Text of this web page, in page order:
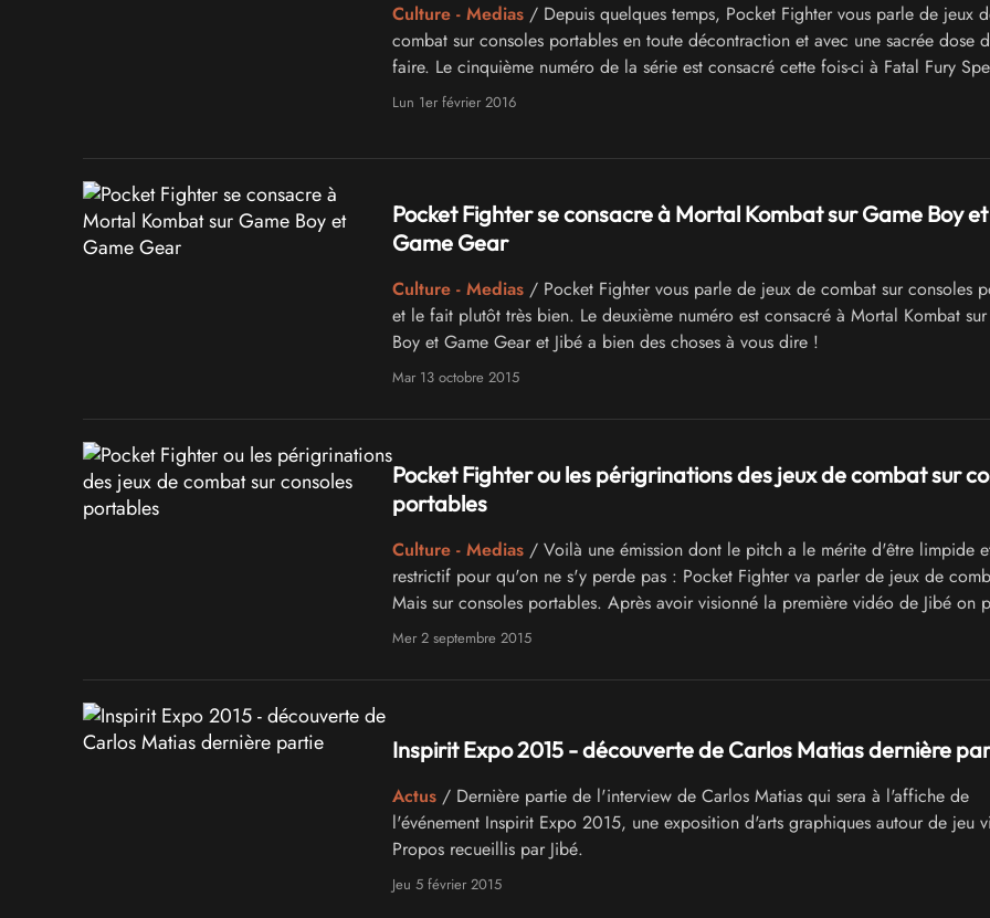
Culture - Medias/ Depuis quelques temps, Pocket Fighter vous parle de jeux
combat sur consoles portables en toute décontraction et avec une sacrée dose
faire. Le cinquième numéro de la série est consacré cette fois-ci à Fatal Fury
Game Gear et Jibé s'en donne d'ailleurs une fois de plus à coeur joie !
Lun 1er février 2016
Pocket Fighter se consacre à Mortal Kombat sur Game Boy et
Game Gear
Culture - Medias/ Pocket Fighter vous parle de jeux de combat sur consoles
et le fait plutôt très bien. Le deuxième numéro est consacré à Mortal Kombat
Boy et Game Gear et Jibé a bien des choses à vous dire !
Mar 13 octobre 2015
Pocket Fighter ou les périgrinations des jeux de combat sur
portables
Culture - Medias/ Voilà une émission dont le pitch a le mérite d'être limpide
restrictif pour qu'on ne s'y perde pas : Pocket Fighter va parler de jeux de
Mais sur consoles portables. Après avoir visionné la première vidéo de Jibé on
confirmer qu'il dit vrai !
Mer 2 septembre 2015
Inspirit Expo 2015 - découverte de Carlos Matias dernière
Actus/ Dernière partie de l'interview de Carlos Matias qui sera à l'affiche de
l'événement Inspirit Expo 2015, une exposition d'arts graphiques autour de jeu
Propos recueillis par Jibé.
Jeu 5 février 2015